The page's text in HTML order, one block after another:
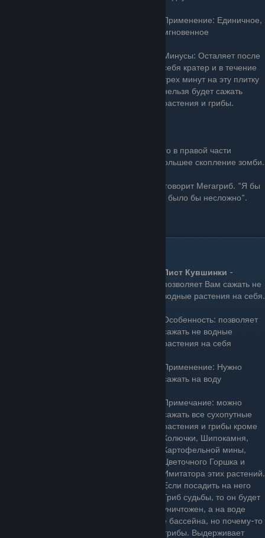
Применение: Единичное,
мгновенное
Минусы: Осталяет после
себя кратер и в течение
трех минут на эту плитку
нельзя будет сажать
растения и грибы.
Примечание: Лучше всего использовать его в правой части
лужайки, где чаще всего собирается наибольшее скопление зомби.
"Вам повезло, что я на вашей стороне", - говорит Мегагриб. "Я бы
мог уничтожить всё, чем вы дорожите. Это было бы несложно".
Лист Кувшинки -
позволяет Вам сажать не
водные растения на себя.
Особенность: позволяет
сажать не водные
растения на себя
Применение: Нужно
сажать на воду
Примечание: можно
сажать все сухопутные
растения и грибы кроме
Колючки, Шипокамня,
Картофельной мины,
Цветочного Горшка и
Имитатора этих растений.
Если посадить на него
Гриб судьбы, то он будет
уничтожен, а на воде
окажется кратер. Кратер находится на дне бассейна, но почему-то
все равно нельзя сажать туда растения и грибы. Выдерживает